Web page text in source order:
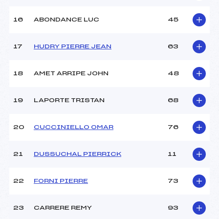
-6
-5
Min
16 ABONDANCE LUC 45
17 HUDRY PIERRE JEAN 63
18 AMET ARRIPE JOHN 48
19 LAPORTE TRISTAN 68
20 CUCCINIELLO OMAR 76
21 DUSSUCHAL PIERRICK 11
22 FORNI PIERRE 73
23 CARRERE REMY 93